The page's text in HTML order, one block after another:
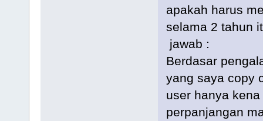
apakah harus
selama 2 tahun
jawab :
Berdasar
yang saya copy
user hanya
perpanjangan